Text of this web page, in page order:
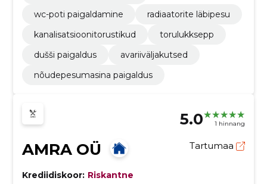
wc-poti paigaldamine
radiaatorite läbipesu
kanalisatsioonitorustikud
torulukksepp
dušši paigaldus
avariiväljakutsed
nõudepesumasina paigaldus
5.0 1 hinnang
AMRA OÜ Tartumaa
Krediidiskoor: Riskantne